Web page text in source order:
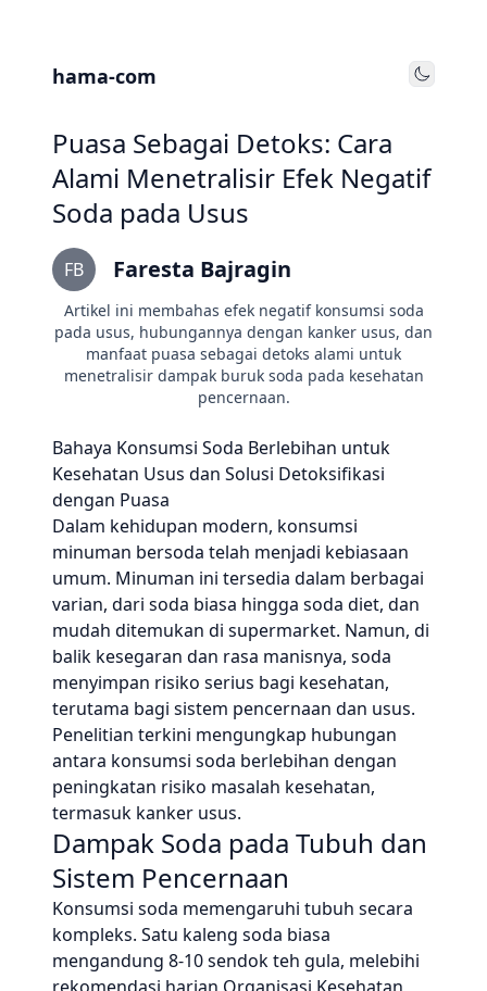
hama-com Toggle
Puasa Sebagai Detoks: Cara
Alami Menetralisir Efek Negatif
Soda pada Usus
FB Faresta Bajragin
Artikel ini membahas efek negatif konsumsi soda
pada usus, hubungannya dengan kanker usus, dan
manfaat puasa sebagai detoks alami untuk
menetralisir dampak buruk soda pada kesehatan
pencernaan.
Bahaya Konsumsi Soda Berlebihan untuk
Kesehatan Usus dan Solusi Detoksifikasi
dengan Puasa
Dalam kehidupan modern, konsumsi
minuman bersoda telah menjadi kebiasaan
umum. Minuman ini tersedia dalam berbagai
varian, dari soda biasa hingga soda diet, dan
mudah ditemukan di supermarket. Namun, di
balik kesegaran dan rasa manisnya, soda
menyimpan risiko serius bagi kesehatan,
terutama bagi sistem pencernaan dan usus.
Penelitian terkini mengungkap hubungan
antara konsumsi soda berlebihan dengan
peningkatan risiko masalah kesehatan,
termasuk kanker usus.
Dampak Soda pada Tubuh dan
Sistem Pencernaan
Konsumsi soda memengaruhi tubuh secara
kompleks. Satu kaleng soda biasa
mengandung 8-10 sendok teh gula, melebihi